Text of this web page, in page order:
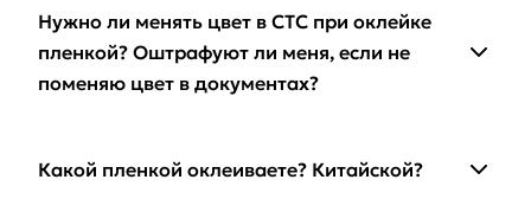
Нужно ли менять цвет в СТС при оклейке
пленкой? Оштрафуют ли меня, если не
поменяю цвет в документах?
Какой пленкой оклеиваете? Китайской?